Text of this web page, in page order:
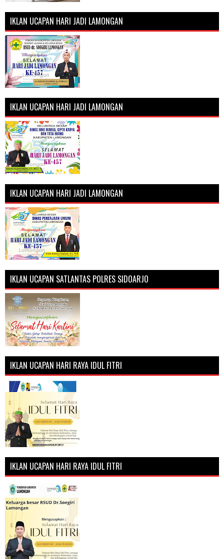
IKLAN UCAPAN HARI JADI LAMONGAN
IKLAN UCAPAN HARI JADI LAMONGAN
IKLAN UCAPAN HARI JADI LAMONGAN
IKLAN UCAPAN SATLANTAS POLRES SIDOARJO
IKLAN UCAPAN HARI RAYA IDUL FITRI
IKLAN UCAPAN HARI RAYA IDUL FITRI